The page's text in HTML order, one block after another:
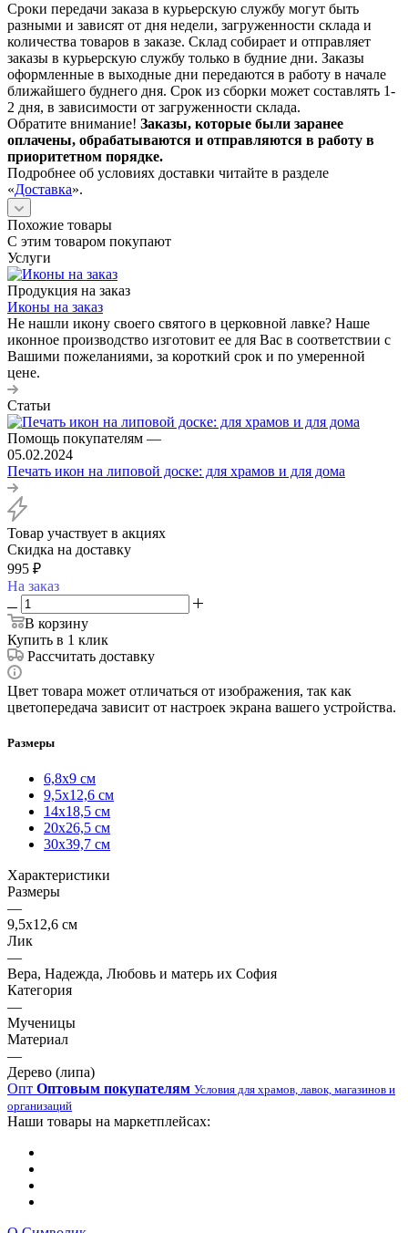
Сроки передачи заказа в курьерскую службу могут быть
разными и зависят от дня недели, загруженности склада и
количества товаров в заказе. Склад собирает и отправляет
заказы в курьерскую службу только в будние дни. Заказы
оформленные в выходные дни передаются в работу в начале
ближайшего буднего дня. Срок из сборки может составлять 1-
2 дня, в зависимости от загруженности склада.
Обратите внимание! Заказы, которые были заранее
оплачены, обрабатываются и отправляются в работу в
приоритетном порядке.
Подробнее об условиях доставки читайте в разделе
«Доставка».
Похожие товары
С этим товаром покупают
Услуги
Продукция на заказ
Иконы на заказ
Не нашли икону своего святого в церковной лавке? Наше
иконное производство изготовит ее для Вас в соответствии с
Вашими пожеланиями, за короткий срок и по умеренной
цене.
Статьи
Помощь покупателям —
05.02.2024
Печать икон на липовой доске: для храмов и для дома
Товар участвует в акциях
Скидка на доставку
995 ₽
На заказ
В корзину
Купить в 1 клик
Рассчитать доставку
Цвет товара может отличаться от изображения, так как
цветопередача зависит от настроек экрана вашего устройства.
Размеры
6,8х9 см
9,5х12,6 см
14х18,5 см
20х26,5 см
30х39,7 см
Характеристики
Размеры
—
9,5х12,6 см
Лик
—
Вера, Надежда, Любовь и матерь их София
Категория
—
Мученицы
Материал
—
Дерево (липа)
Опт Оптовым покупателям Условия для храмов, лавок, магазинов и
организаций
Наши товары на маркетплейсах: